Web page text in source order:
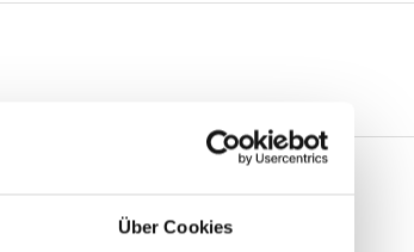
Über Cookies